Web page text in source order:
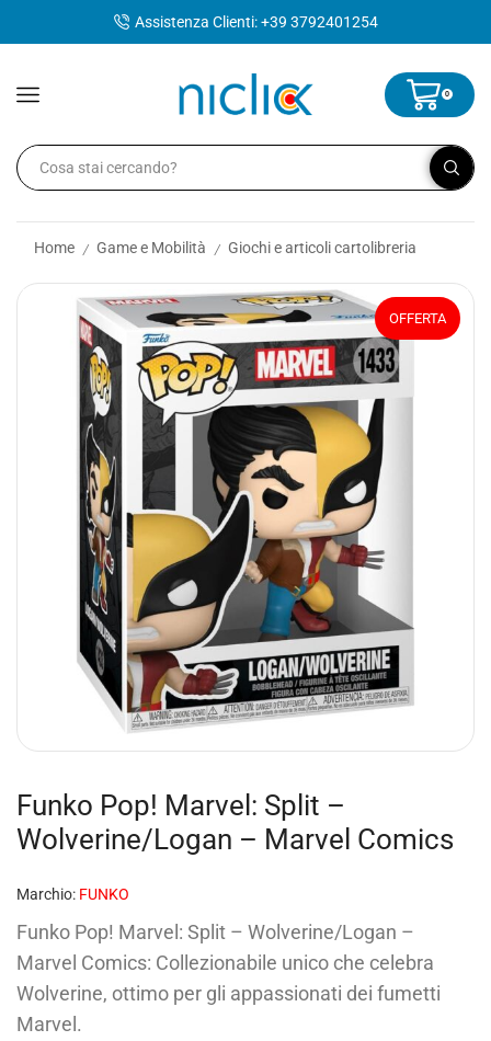
Assistenza Clienti: +39 3792401254
0
Home / Game e Mobilità / Giochi e articoli cartolibreria
OFFERTA
Funko Pop! Marvel: Split –
Wolverine/Logan​ – Marvel Comics
Marchio: FUNKO
Funko Pop! Marvel: Split – Wolverine/Logan​ –
Marvel Comics: Collezionabile unico che celebra
Wolverine, ottimo per gli appassionati dei fumetti
Marvel.